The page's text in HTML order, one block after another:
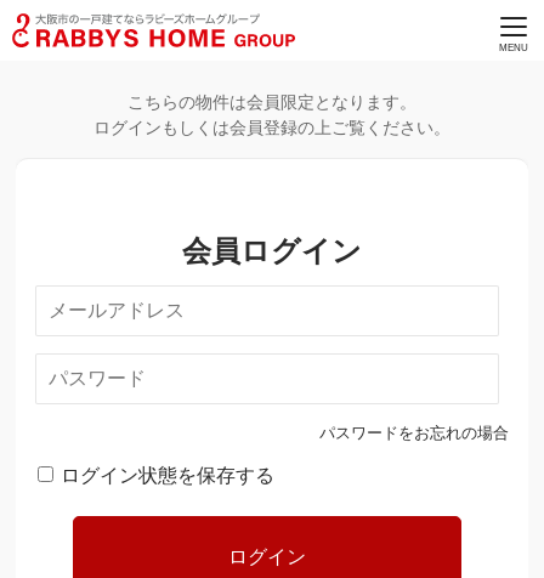
こちらの物件は会員限定となります。
ログインもしくは会員登録の上ご覧ください。
会員ログイン
パスワードをお忘れの場合
ログイン状態を保存する